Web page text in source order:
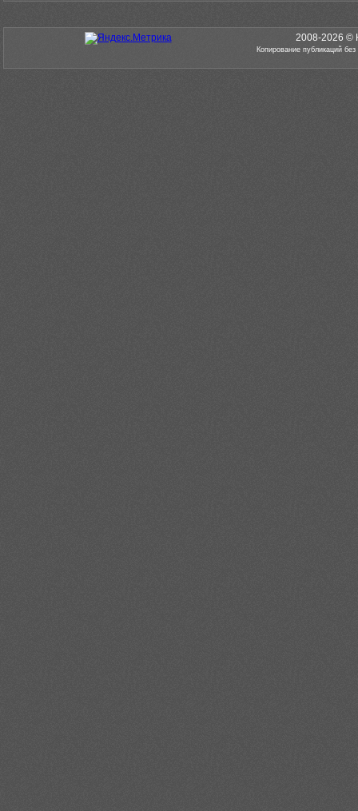
2008-2026 ©
Копирование публикаций